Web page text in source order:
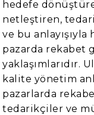
hedefe
netleştiren,
ve bu
pazarda rekabet
yaklaşımlarıdır.
kalite yönetim
pazarlarda
tedarikçiler ve